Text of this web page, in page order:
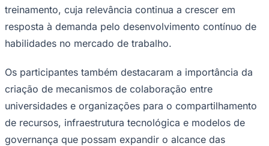
Goiás
direção a uma nova geração de microcredenciais que
complementam e fortalecem as ofertas acadêmicas das
nossas universidades. Neste contexto, o Tecnológico de
desses modelos, e sua experiência e inovação fazem
dele um parceiro estratégico no avanço da evolução das
microcredenciais internacionalmente.”
Durante o workshop, experts e líderes educacionais